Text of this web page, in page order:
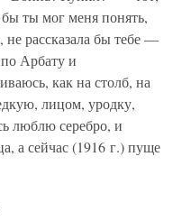
ты мог меня понять,
не рассказала бы тебе —
Арбату и
как на столб, на
лицом, уродку,
люблю серебро, и
а сейчас (1916 г.) пуще